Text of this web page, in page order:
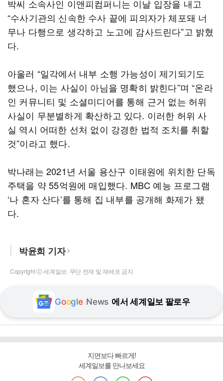
박씨 소속사인 이앤피컴퍼니는 이날 입장을 내고
“수사기관의 신속한 수사 끝에 피의자가 체포돼 너
무나 다행으로 생각하고 노고에 감사드린다”고 밝혔
다.
아울러 “일각에서 내부 소행 가능성이 제기되기도
했으나, 이는 사실이 아님을 명확히 밝힌다”며 “온라
인 커뮤니티 및 소셜미디어를 통해 근거 없는 허위
사실이 무분별하게 확산하고 있다. 이러한 허위 사
실 역시 어떠한 선처 없이 강경한 법적 조치를 취할
것”이라고 했다.
박나래는 2021년 서울 용산구 이태원에 위치한 단독
주택을 약 55억원에 매입했다. MBC 예능 프로그램
‘나 혼자 산다’를 통해 집 내부를 공개해 화제가 됐
다.
박윤희 기자
Copyright ⓒ 세계일보. 무단 전재 및 재배포 금지
Google News 에서 세계일보 팔로우
지면보다 빠르게!
세계일보를 만나보세요